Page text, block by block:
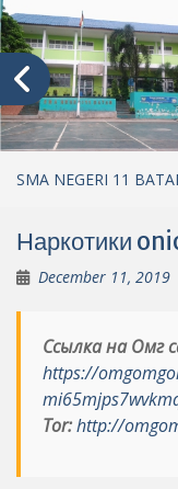
SMA NEGERI 11
Наркотики
December 11, 2019
Ссылка на Омг
https://
Tor:http://